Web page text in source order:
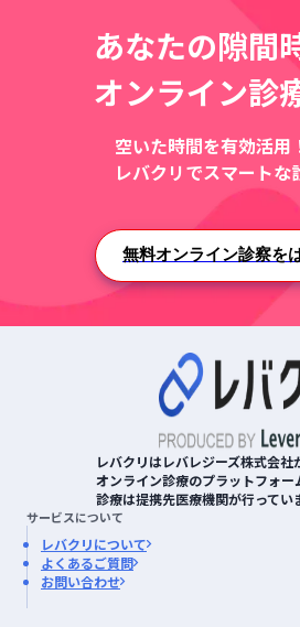
あなたの隙間
オンライン診
空いた時間を有効活用
レバクリでスマートな
無料オンライン診察を
レバクリはレバレジーズ株式会社
オンライン診療のプラットフォー
診療は提携先医療機関が行ってい
サービスについて
レバクリについて
よくあるご質問
お問い合わせ